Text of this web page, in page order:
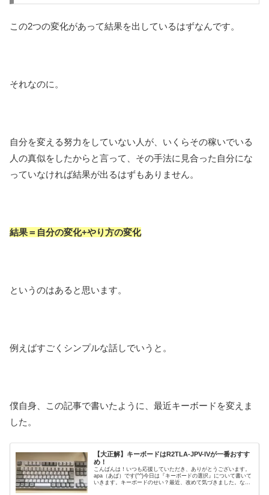
この2つの変化があって結果を出しているはずなんです。
それなのに。
自分を変える努力をしていない人が、いくらその稼いでいる
人の真似をしたからと言って、その手法に見合った自分にな
っていなければ結果が出るはずもありません。
結果＝自分の変化+やり方の変化
というのはあると思います。
例えばすごくシンプルな話しでいうと。
僕自身、この記事で書いたように、最近キーボードを変えま
した。
【大正解】キーボードはR2TLA-JPV-IVが一番おすす
め！
こんばんは！いつも応援していただき、ありがとうございます。
apa（あぱ）です(^^)今日は『キーボードの選択』について書いて
いきます。キーボードのせい？最近、改めて気づきました。なん